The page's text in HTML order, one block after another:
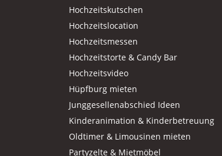
Hochzeitskutschen
Hochzeitslocation
Hochzeitsmessen
Hochzeitstorte & Candy Bar
Hochzeitsvideo
Hüpfburg mieten
Junggesellenabschied Ideen
Kinderanimation & Kinderbetreuung
Oldtimer & Limousinen mieten
Partyzelte & Mietmöbel